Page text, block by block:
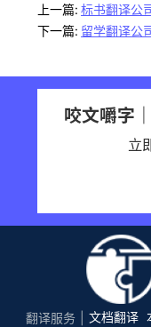
上一篇: 标书翻译公
下一篇: 留学翻译公
咬文嚼字
立
翻译服务 文档翻译